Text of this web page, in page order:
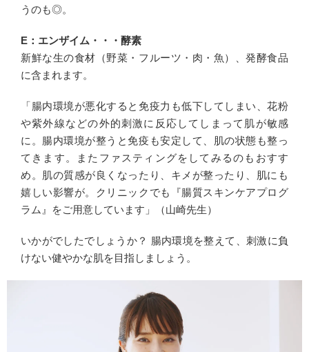
うのも◎。
E：エンザイム・・・酵素
新鮮な生の食材（野菜・フルーツ・肉・魚）、発酵食品
に含まれます。
「腸内環境が悪化すると免疫力も低下してしまい、花粉
や紫外線などの外的刺激に反応してしまって肌が敏感
に。腸内環境が整うと免疫も安定して、肌の状態も整っ
てきます。またファスティングをしてみるのもおすす
め。肌の質感が良くなったり、キメが整ったり、肌にも
嬉しい影響が。クリニックでも『腸質スキンケアプログ
ラム』をご用意しています」（山崎先生）
いかがでしたでしょうか？ 腸内環境を整えて、刺激に負
けない健やかな肌を目指しましょう。